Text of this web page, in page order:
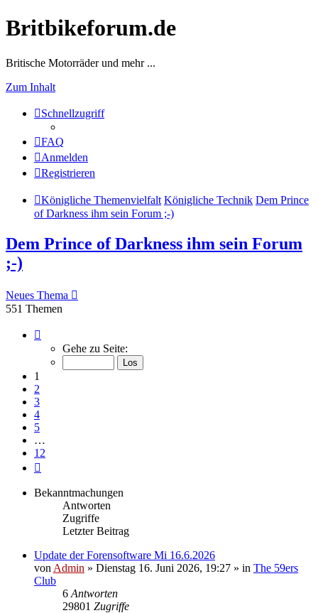
Britbikeforum.de
Britische Motorräder und mehr ...
Zum Inhalt
Schnellzugriff
FAQ
Anmelden
Registrieren
Königliche Themenvielfalt Königliche Technik Dem Prince
of Darkness ihm sein Forum ;-)
Dem Prince of Darkness ihm sein Forum
;-)
Neues Thema
551 Themen
von
Gehe zu Seite:
1
2
3
4
5
…
12
Bekanntmachungen
Antworten
Zugriffe
Letzter Beitrag
Update der Forensoftware Mi 16.6.2026
von Admin » Dienstag 16. Juni 2026, 19:27 » in The 59ers
Club
6 Antworten
29801 Zugriffe